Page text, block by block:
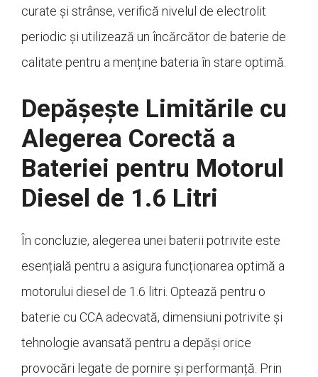
curate și strânse, verifică nivelul de electrolit
periodic și utilizează un încărcător de baterie de
calitate pentru a menține bateria în stare optimă.
Depășește Limitările cu
Alegerea Corectă a
Bateriei pentru Motorul
Diesel de 1.6 Litri
În concluzie, alegerea unei baterii potrivite este
esențială pentru a asigura funcționarea optimă a
motorului diesel de 1.6 litri. Optează pentru o
baterie cu CCA adecvată, dimensiuni potrivite și
tehnologie avansată pentru a depăși orice
provocări legate de pornire și performanță. Prin